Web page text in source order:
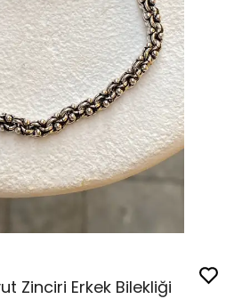
Zinciri Erkek Bilekliği